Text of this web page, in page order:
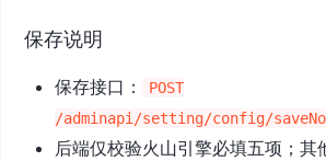
保存说明
保存接口：
POST
/adminapi/setting/config/
后端仅校验火山引擎必填五项；其